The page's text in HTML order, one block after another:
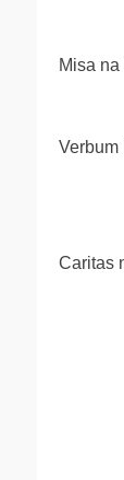
Misa
Verbum
Caritas